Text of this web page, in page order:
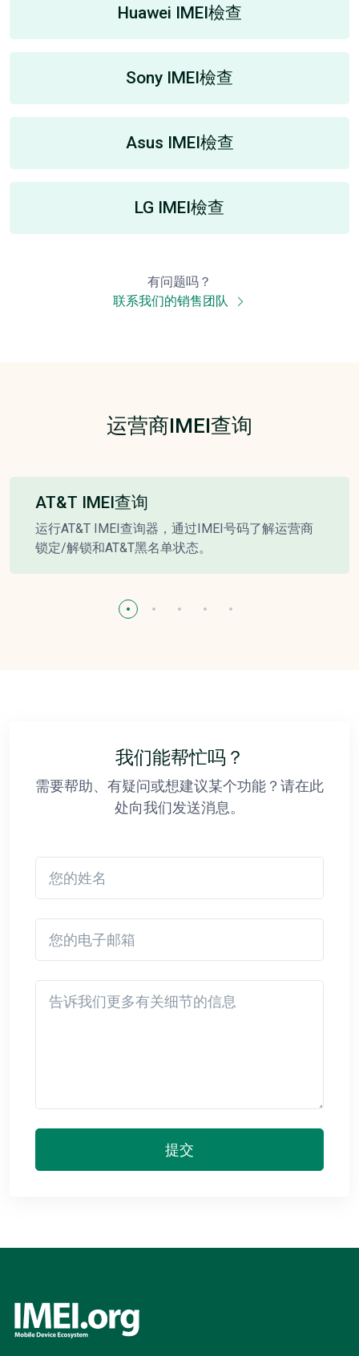
Huawei IMEI檢查
Sony IMEI檢查
Asus IMEI檢查
LG IMEI檢查
有问题吗？
联系我们的销售团队
运营商IMEI查询
AT&T IMEI查询
运行AT&T IMEI查询器，通过IMEI号码了解运营商
锁定/解锁和AT&T黑名单状态。
我们能帮忙吗？
需要帮助、有疑问或想建议某个功能？请在此
处向我们发送消息。
提交